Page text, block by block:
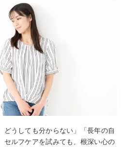
どうしても分からない」「長年の自
ルフケアを試みても、根深い心の